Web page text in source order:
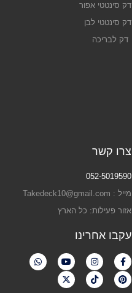
דק סינטטי אפור
דק סינטטי לבן
דק לבריכה
צרו קשר
052-5019590
מייל : Takedeck10@gmail.com
אזור פעילות: כל הארץ
עקבו אחרינו